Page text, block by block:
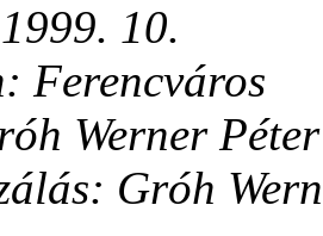
10.
Ferencváros
Werner Péter
Gróh